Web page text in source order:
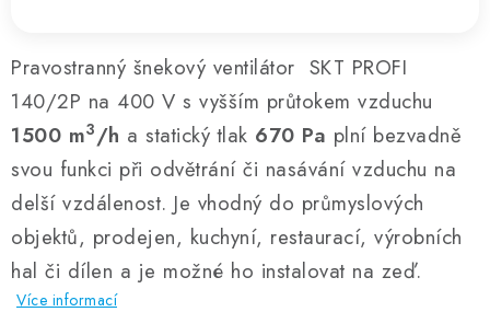
Pravostranný šnekový ventilátor SKT PROFI
140/2P na 400 V s vyšším průtokem vzduchu
1500 m3/h a statický tlak 670 Pa plní bezvadně
svou funkci při odvětrání či nasávání vzduchu na
delší vzdálenost. Je vhodný do průmyslových
objektů, prodejen, kuchyní, restaurací, výrobních
hal či dílen a je možné ho instalovat na zeď.
Více informací